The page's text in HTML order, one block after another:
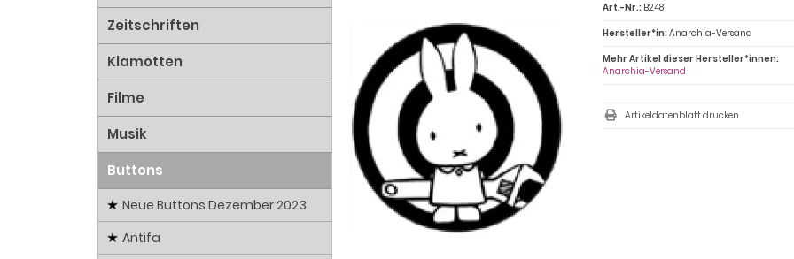
Art.-Nr.: B248
Hersteller*in:Anarchia-Versand
Mehr Artikel dieser Hersteller*innen:
Anarchia-Versand
Artikeldatenblatt drucken
Zeitschriften
Klamotten
Filme
Musik
Buttons
Neue Buttons Dezember 2023
Antifa